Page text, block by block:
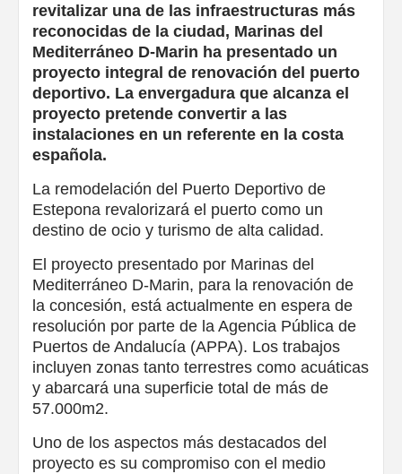
revitalizar una de las infraestructuras más
reconocidas de la ciudad, Marinas del
Mediterráneo D-Marin ha presentado un
proyecto integral de renovación del puerto
deportivo. La envergadura que alcanza el
proyecto pretende convertir a las
instalaciones en un referente en la costa
española.
La remodelación del Puerto Deportivo de
Estepona revalorizará el puerto como un
destino de ocio y turismo de alta calidad.
El proyecto presentado por Marinas del
Mediterráneo D-Marin, para la renovación de
la concesión, está actualmente en espera de
resolución por parte de la Agencia Pública de
Puertos de Andalucía (APPA). Los trabajos
incluyen zonas tanto terrestres como acuáticas
y abarcará una superficie total de más de
57.000m2.
Uno de los aspectos más destacados del
proyecto es su compromiso con el medio